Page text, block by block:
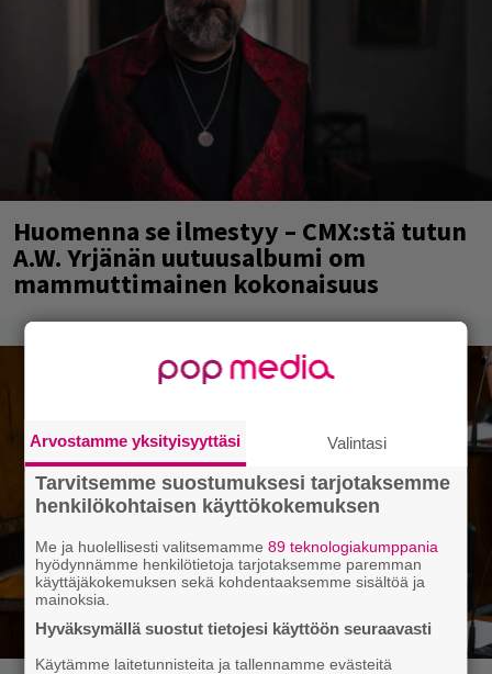
Huomenna se ilmestyy – CMX:stä tutun
A.W. Yrjänän uutuusalbumi om
mammuttimainen kokonaisuus
Arvostamme yksityisyyttäsi Valintasi
Tarvitsemme suostumuksesi tarjotaksemme
henkilökohtaisen käyttökokemuksen
Me ja huolellisesti valitsemamme89 teknologiakumppania
hyödynnämme henkilötietoja tarjotaksemme paremman
käyttäjäkokemuksen sekä kohdentaaksemme sisältöä ja
mainoksia.
Hyväksymällä suostut tietojesi käyttöön seuraavasti
Käytämme laitetunnisteita ja tallennamme evästeitä